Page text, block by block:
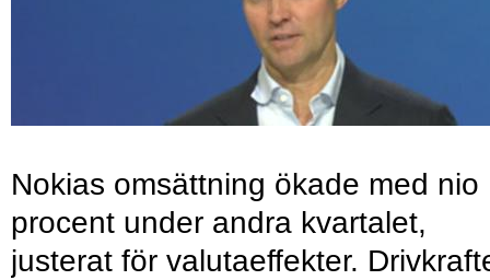
Nokias omsättning ökade med nio
procent under andra kvartalet,
justerat för valutaeffekter.